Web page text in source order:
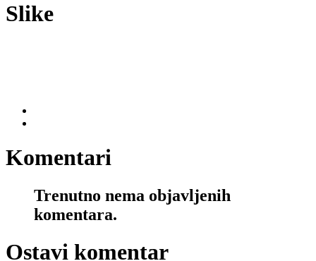
Slike
Komentari
Trenutno nema objavljenih
komentara.
Ostavi komentar